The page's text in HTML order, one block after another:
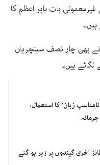
بات بابر اعظم کا
بھی چار نصف سینچریاں
ایل 9: ’نامناسب زبان‘ کا استعمال،
آخری گیندوں پر زیر ہو گئے